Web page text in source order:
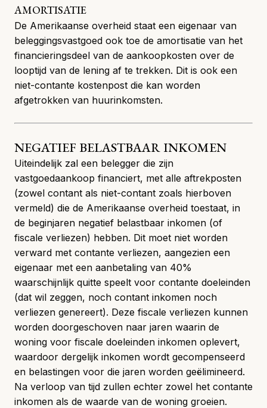
AMORTISATIE
De Amerikaanse overheid staat een eigenaar van
beleggingsvastgoed ook toe de amortisatie van het
financieringsdeel van de aankoopkosten over de
looptijd van de lening af te trekken. Dit is ook een
niet-contante kostenpost die kan worden
afgetrokken van huurinkomsten.
NEGATIEF BELASTBAAR INKOMEN
Uiteindelijk zal een belegger die zijn
vastgoedaankoop financiert, met alle aftrekposten
(zowel contant als niet-contant zoals hierboven
vermeld) die de Amerikaanse overheid toestaat, in
de beginjaren negatief belastbaar inkomen (of
fiscale verliezen) hebben. Dit moet niet worden
verward met contante verliezen, aangezien een
eigenaar met een aanbetaling van 40%
waarschijnlijk quitte speelt voor contante doeleinden
(dat wil zeggen, noch contant inkomen noch
verliezen genereert). Deze fiscale verliezen kunnen
worden doorgeschoven naar jaren waarin de
woning voor fiscale doeleinden inkomen oplevert,
waardoor dergelijk inkomen wordt gecompenseerd
en belastingen voor die jaren worden geëlimineerd.
Na verloop van tijd zullen echter zowel het contante
inkomen als de waarde van de woning groeien.